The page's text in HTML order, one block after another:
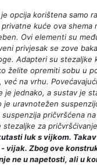
je opcija korištena samo
kuće ova shema
Ovi elementi su
privjesak se zove
Adapteri su
želite opremiti sobu u
na vrhu.
jednako, a sustav je
uravnotežen
pričvršćena
za
luk s vijkom.
Zbog ove
ne u napetosti, ali u